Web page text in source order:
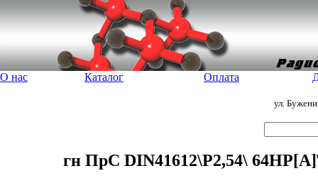
О нас Каталог Оплата
ул.
гн ПрС DIN41612\P2,54\